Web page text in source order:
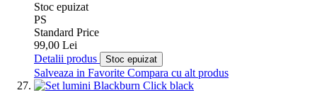
Stoc epuizat
PS
Standard Price
99,00 Lei
Detalii produs
Stoc epuizat
Salveaza in Favorite Compara cu alt produs